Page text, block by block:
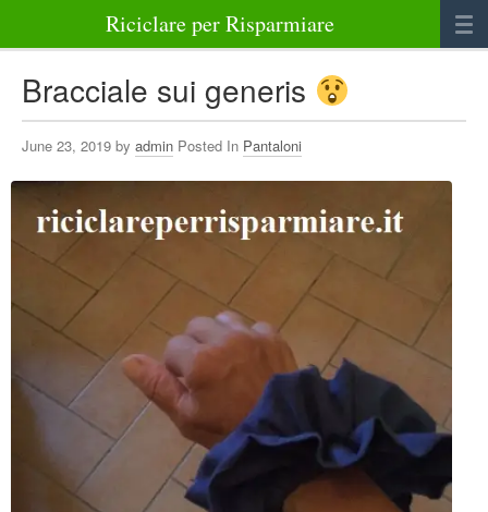
Riciclare per Risparmiare
Bellezza Benessere e Salute
Abbigliamento e Accessori
Varie
Bracciale sui generis
June 23, 2019 by admin Posted In Pantaloni